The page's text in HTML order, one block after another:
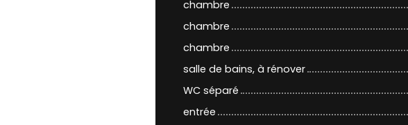
chambre
chambre
chambre
salle de bains, à rénover
WC séparé
entrée